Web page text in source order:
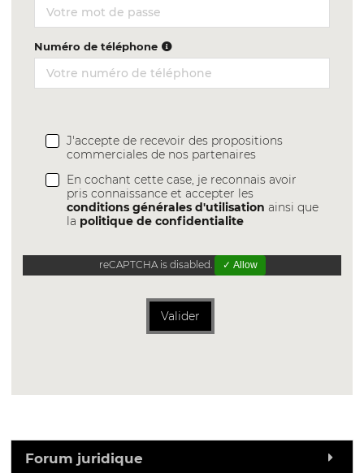
Numéro de téléphone
J'accepte de recevoir des propositions
commerciales de nos partenaires
En cochant cette case, je reconnais avoir
pris connaissance et accepter les
conditions générales d'utilisation ainsi que
la politique de confidentialite
reCAPTCHA is disabled. ✓ Allow
Valider
Forum juridique